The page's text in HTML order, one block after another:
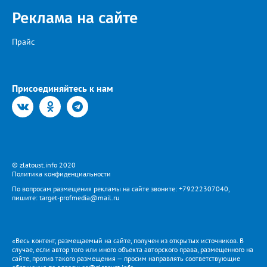
Реклама на сайте
Прайс
Присоединяйтесь к нам
© zlatoust.info 2020
Политика конфиденциальности
По вопросам размещения рекламы на сайте звоните: +79222307040,
пишите: target-profmedia@mail.ru
«Весь контент, размещаемый на сайте, получен из открытых источников. В
случае, если автор того или иного объекта авторского права, размещенного на
сайте, против такого размещения — просим направлять соответствующие